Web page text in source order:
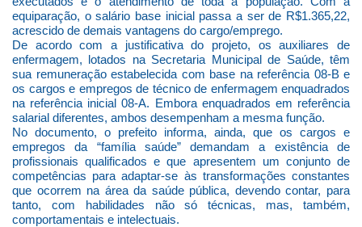
equiparação, o salário base inicial passa a ser de R$1.365,22,
acrescido de demais vantagens do cargo/emprego.
De acordo com a justificativa do projeto, os auxiliares de
enfermagem, lotados na Secretaria Municipal de Saúde, têm
sua remuneração estabelecida com base na referência 08-B e
os cargos e empregos de técnico de enfermagem enquadrados
na referência inicial 08-A. Embora enquadrados em referência
salarial diferentes, ambos desempenham a mesma função.
No documento, o prefeito informa, ainda, que os cargos e
empregos da “família saúde” demandam a existência de
profissionais qualificados e que apresentem um conjunto de
competências para adaptar-se às transformações constantes
que ocorrem na área da saúde pública, devendo contar, para
tanto, com habilidades não só técnicas, mas, também,
comportamentais e intelectuais.